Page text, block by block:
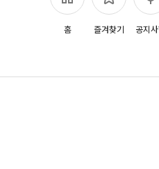
홈 즐겨찾기 공지